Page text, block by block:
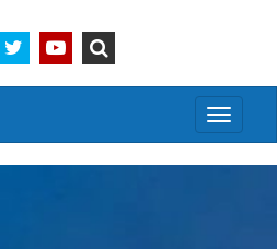
Activar/
menú